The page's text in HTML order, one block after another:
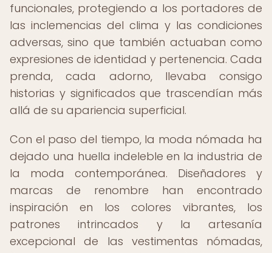
funcionales, protegiendo a los portadores de
las inclemencias del clima y las condiciones
adversas, sino que también actuaban como
expresiones de identidad y pertenencia. Cada
prenda, cada adorno, llevaba consigo
historias y significados que trascendían más
allá de su apariencia superficial.
Con el paso del tiempo, la moda nómada ha
dejado una huella indeleble en la industria de
la moda contemporánea. Diseñadores y
marcas de renombre han encontrado
inspiración en los colores vibrantes, los
patrones intrincados y la artesanía
excepcional de las vestimentas nómadas,